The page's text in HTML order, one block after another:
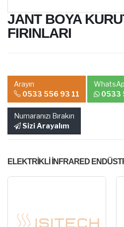
JANT BOYA
FIRINLARI
Arayın
0533 556 93 11
0533
Numaranızı Bırakın
Sizi Arayalım
ELEKTRİKLİ İNFRARED